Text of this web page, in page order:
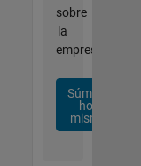
sobre
la
empresa.
Súmese
hoy
mismo